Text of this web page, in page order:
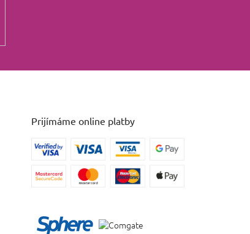
Prijímáme online platby